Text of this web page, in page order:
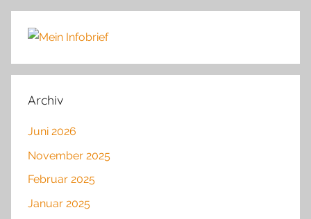
Archiv
Juni 2026
November 2025
Februar 2025
Januar 2025